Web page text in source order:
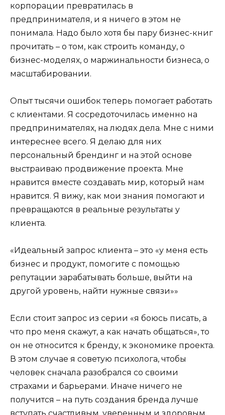
корпорации превратилась в
предпринимателя, и я ничего в этом не
понимала. Надо было хотя бы пару бизнес-книг
прочитать – о том, как строить команду, о
бизнес-моделях, о маржинальности бизнеса, о
масштабировании.
Опыт тысячи ошибок теперь помогает работать
с клиентами. Я сосредоточилась именно на
предпринимателях, на людях дела. Мне с ними
интереснее всего. Я делаю для них
персональный брендинг и на этой основе
выстраиваю продвижение проекта. Мне
нравится вместе создавать мир, который нам
нравится. Я вижу, как мои знания помогают и
превращаются в реальные результаты у
клиента.
«Идеальный запрос клиента – это «у меня есть
бизнес и продукт, помогите с помощью
репутации зарабатывать больше, выйти на
другой уровень, найти нужные связи»»
Если стоит запрос из серии «я боюсь писать, а
что про меня скажут, а как начать общаться», то
он не относится к бренду, к экономике проекта.
В этом случае я советую психолога, чтобы
человек сначала разобрался со своими
страхами и барьерами. Иначе ничего не
получится – на путь создания бренда лучше